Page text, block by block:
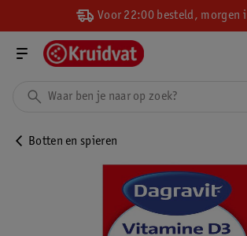
Voor 22:00 besteld, morgen
Botten en spieren